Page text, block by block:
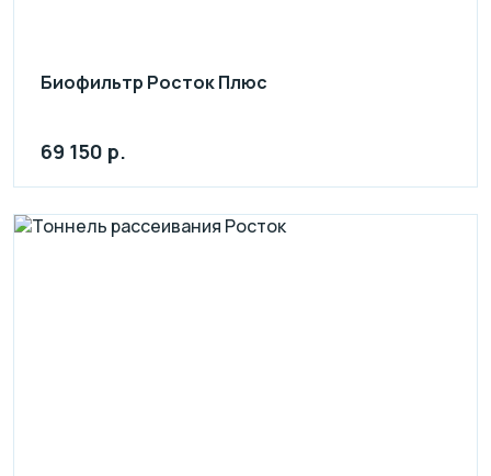
Биофильтр Росток Плюс
69 150 р.